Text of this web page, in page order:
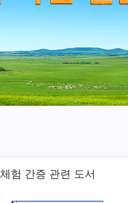
체험 간증 관련 도서